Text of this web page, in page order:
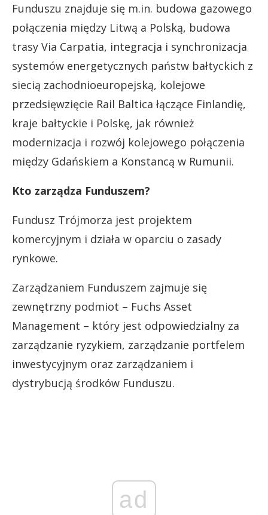
Funduszu znajduje się m.in. budowa gazowego
połączenia między Litwą a Polską, budowa
trasy Via Carpatia, integracja i synchronizacja
systemów energetycznych państw bałtyckich z
siecią zachodnioeuropejską, kolejowe
przedsięwzięcie Rail Baltica łączące Finlandię,
kraje bałtyckie i Polskę, jak również
modernizacja i rozwój kolejowego połączenia
między Gdańskiem a Konstancą w Rumunii.
Kto zarządza Funduszem?
Fundusz Trójmorza jest projektem
komercyjnym i działa w oparciu o zasady
rynkowe.
Zarządzaniem Funduszem zajmuje się
zewnętrzny podmiot – Fuchs Asset
Management – który jest odpowiedzialny za
zarządzanie ryzykiem, zarządzanie portfelem
inwestycyjnym oraz zarządzaniem i
dystrybucją środków Funduszu.
ad